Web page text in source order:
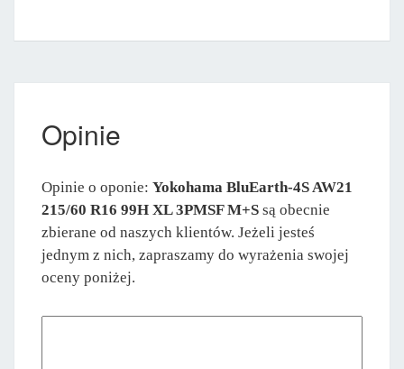
Opinie
Opinie o oponie: Yokohama BluEarth-4S AW21
215/60 R16 99H XL 3PMSF M+S są obecnie
zbierane od naszych klientów. Jeżeli jesteś
jednym z nich, zapraszamy do wyrażenia swojej
oceny poniżej.